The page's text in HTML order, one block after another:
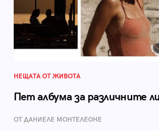
НЕЩАТА ОТ ЖИВОТА
Пет албума за различните
ОТ ДАНИЕЛЕ МОНТЕЛЕОНЕ